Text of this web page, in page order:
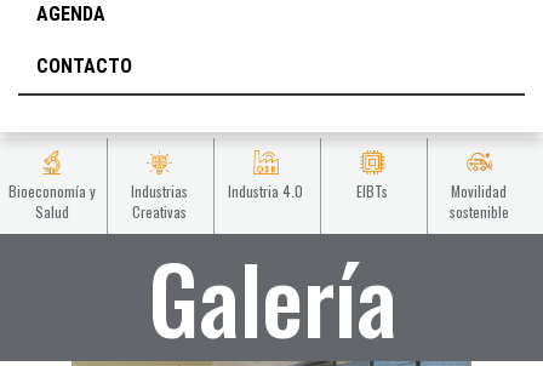
AGENDA
CONTACTO
Bioeconomía y
Salud
Industrias
Creativas
Industria 4.0 EIBTs
Movilidad
sostenible
Galería